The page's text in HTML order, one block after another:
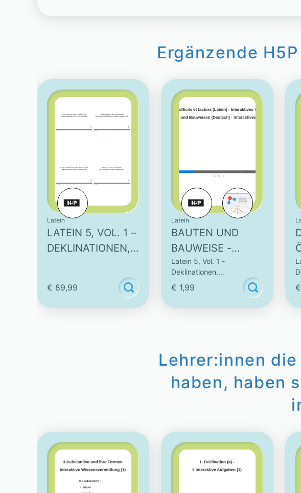
Ergänzende
Latein
LATEIN 5, VOL. 1 –
DEKLINATIONEN,
€ 89,99
Latein
BAUTEN UND
BAUWEISE -
INTERAKTIVES
VIDEO
Latein 5, Vol. 1 -
Deklinationen,
Konjugationen & Vokabeln
€ 1,99
Lehrer:innen
haben, haben